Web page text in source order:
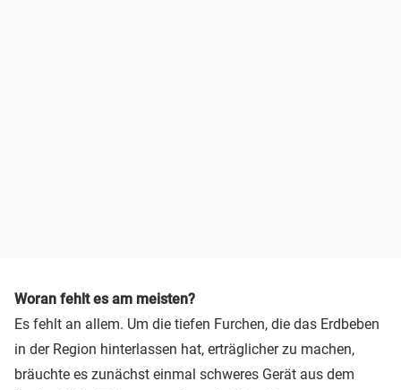
Woran fehlt es am meisten?
Es fehlt an allem. Um die tiefen Furchen, die das Erdbeben
in der Region hinterlassen hat, erträglicher zu machen,
bräuchte es zunächst einmal schweres Gerät aus dem